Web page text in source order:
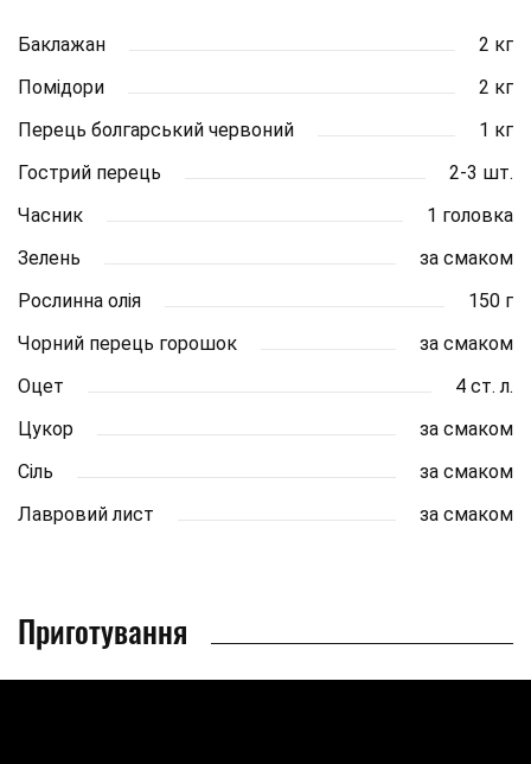
Баклажан
2 кг
Помідори
2 кг
Перець болгарський червоний
1 кг
Гострий перець
2-3 шт.
Часник
1 головка
Зелень
за смаком
Рослинна олія
150 г
Чорний перець горошок
за смаком
Оцет
4 ст. л.
Цукор
за смаком
Сіль
за смаком
Лавровий лист
за смаком
Приготування